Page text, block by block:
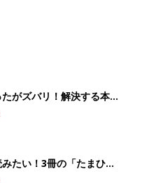
がズバリ！解決する本
ラブ 秋号』 4カ月～2才
たい！3冊の「たまひ